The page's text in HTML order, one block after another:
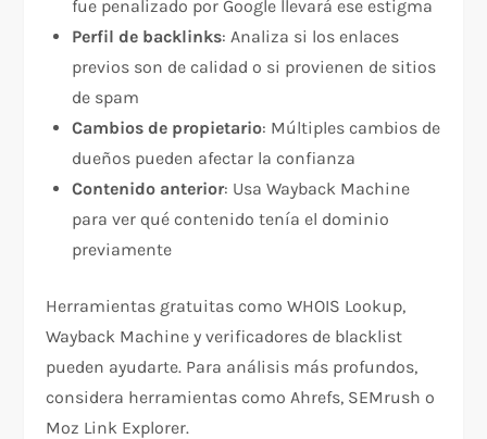
fue penalizado por Google llevará ese estigma​
Perfil de backlinks: Analiza si los enlaces
previos son de calidad o si provienen de sitios
de spam​
Cambios de propietario: Múltiples cambios de
dueños pueden afectar la confianza​
Contenido anterior: Usa Wayback Machine
para ver qué contenido tenía el dominio
previamente​
Herramientas gratuitas como WHOIS Lookup,
Wayback Machine y verificadores de blacklist
pueden ayudarte. Para análisis más profundos,
considera herramientas como Ahrefs, SEMrush o
Moz Link Explorer.​